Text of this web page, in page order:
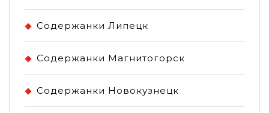
Содержанки Липецк
Содержанки Магнитогорск
Содержанки Новокузнецк